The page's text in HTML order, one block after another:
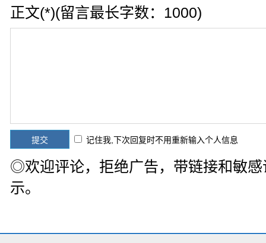
正文(*)(留言最长字数：1000)
记住我,下次回复时不用重新输入个人信息
◎欢迎评论，拒绝广告，带链接和敏
示。